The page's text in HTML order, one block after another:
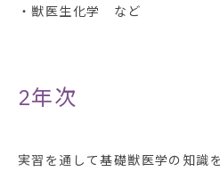
・獣医生化学 など
2年次
実習を通して基礎獣医学の知識